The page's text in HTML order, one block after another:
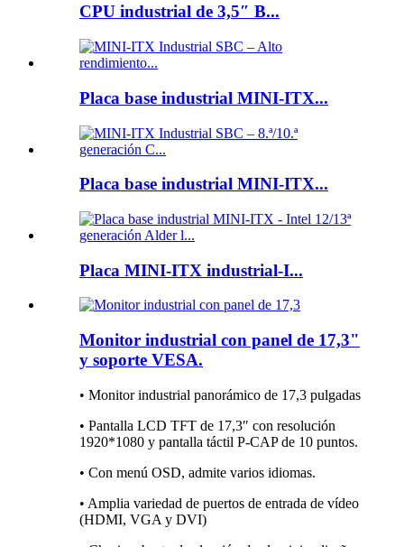
CPU industrial de 3,5″ B...
Placa base industrial MINI-ITX...
Placa base industrial MINI-ITX...
Placa MINI-ITX industrial-I...
Monitor industrial con panel de 17,3"
y soporte VESA.
• Monitor industrial panorámico de 17,3 pulgadas
• Pantalla LCD TFT de 17,3″ con resolución
1920*1080 y pantalla táctil P-CAP de 10 puntos.
• Con menú OSD, admite varios idiomas.
• Amplia variedad de puertos de entrada de vídeo
(HDMI, VGA y DVI)